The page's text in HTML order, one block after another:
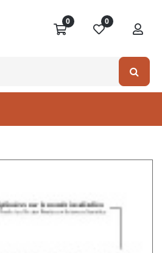
0 0